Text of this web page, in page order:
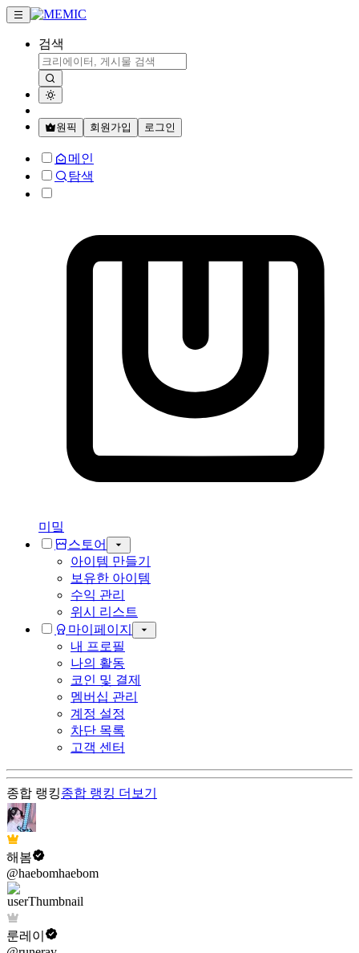
검색
원픽 회원가입 로그인
메인
탐색
미밐
스토어
아이템 만들기
보유한 아이템
수익 관리
위시 리스트
마이페이지
내 프로필
나의 활동
코인 및 결제
멤버십 관리
계정 설정
차단 목록
고객 센터
종합 랭킹종합 랭킹 더보기
해봄
@haebomhaebom
룬레이